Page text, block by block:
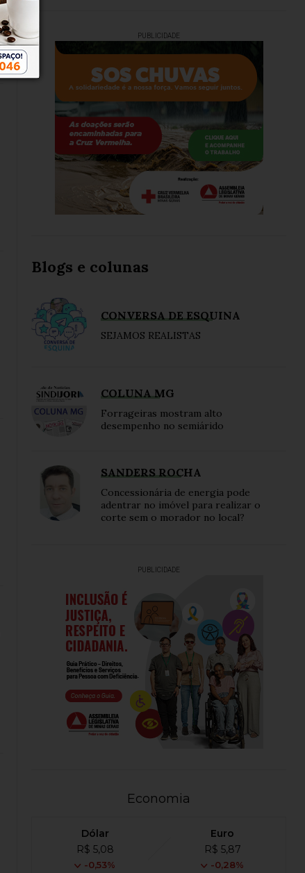
PUBLICIDADE
Blogs e colunas
CONVERSA DE ESQUINA
SEJAMOS REALISTAS
COLUNA MG
Forrageiras mostram alto
desempenho no semiárido
SANDERS ROCHA
Concessionária de energia pode
adentrar no imóvel para realizar o
corte sem o morador no local?
PUBLICIDADE
Economia
Dólar
R$ 5,08
-0,53%
Euro
R$ 5,87
-0,28%